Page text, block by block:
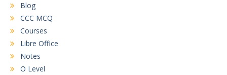
Blog
CCC MCQ
Courses
Libre Office
Notes
O Level